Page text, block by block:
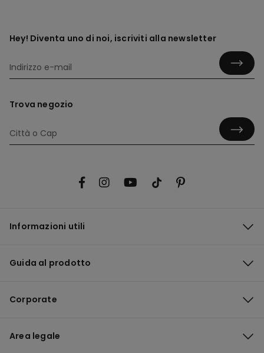
Hey! Diventa uno di noi, iscriviti alla newsletter
Trova negozio
Informazioni utili
Guida al prodotto
Corporate
Area legale